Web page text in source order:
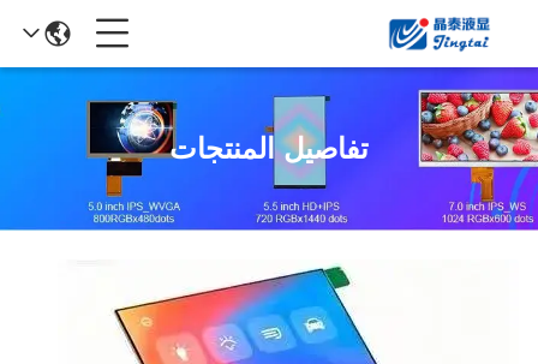
تفاصيل المنتجات